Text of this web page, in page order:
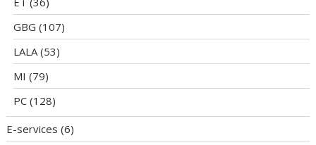
GBG (107)
LALA (53)
MI (79)
PC (128)
E-services (6)